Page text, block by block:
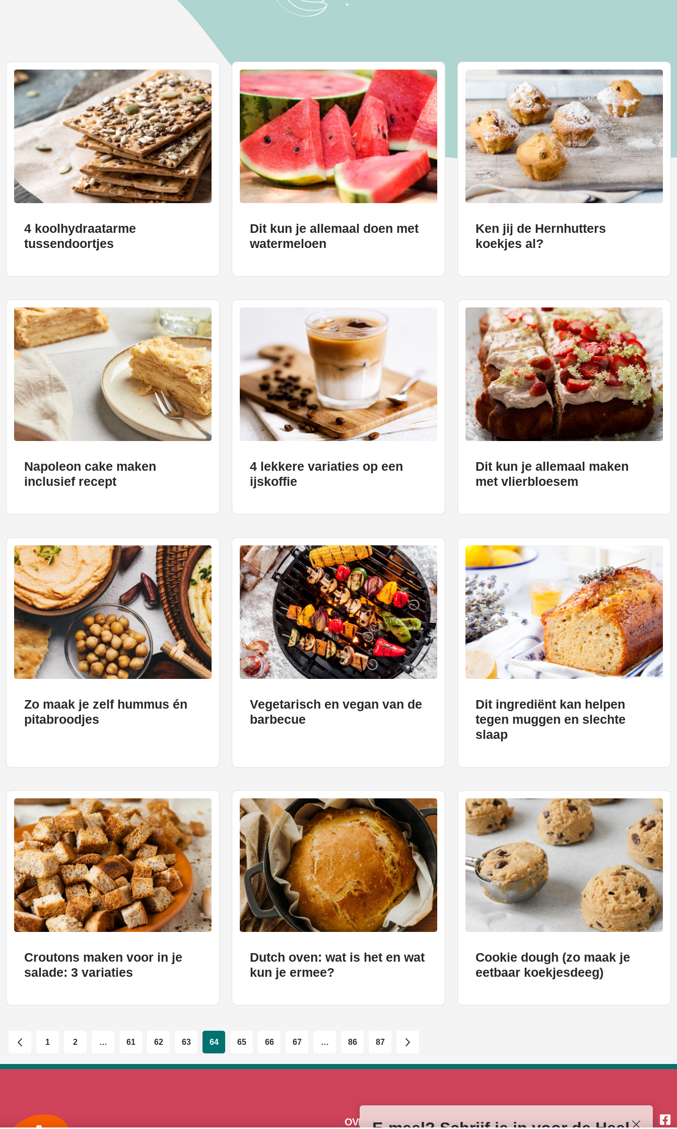
4 koolhydraatarme
tussendoortjes
Dit kun je allemaal doen met
watermeloen
Ken jij de Hernhutters
koekjes al?
Napoleon cake maken
inclusief recept
4 lekkere variaties op een
ijskoffie
Dit kun je allemaal maken
met vlierbloesem
Zo maak je zelf hummus én
pitabroodjes
Vegetarisch en vegan van de
barbecue
Dit ingrediënt kan helpen
tegen muggen en slechte
slaap
Croutons maken voor in je
salade: 3 variaties
Dutch oven: wat is het en wat
kun je ermee?
Cookie dough (zo maak je
eetbaar koekjesdeeg)
1 2 … 61 62 63 64 65 66 67 … 86 87
Max OVERZICHT SERVICE